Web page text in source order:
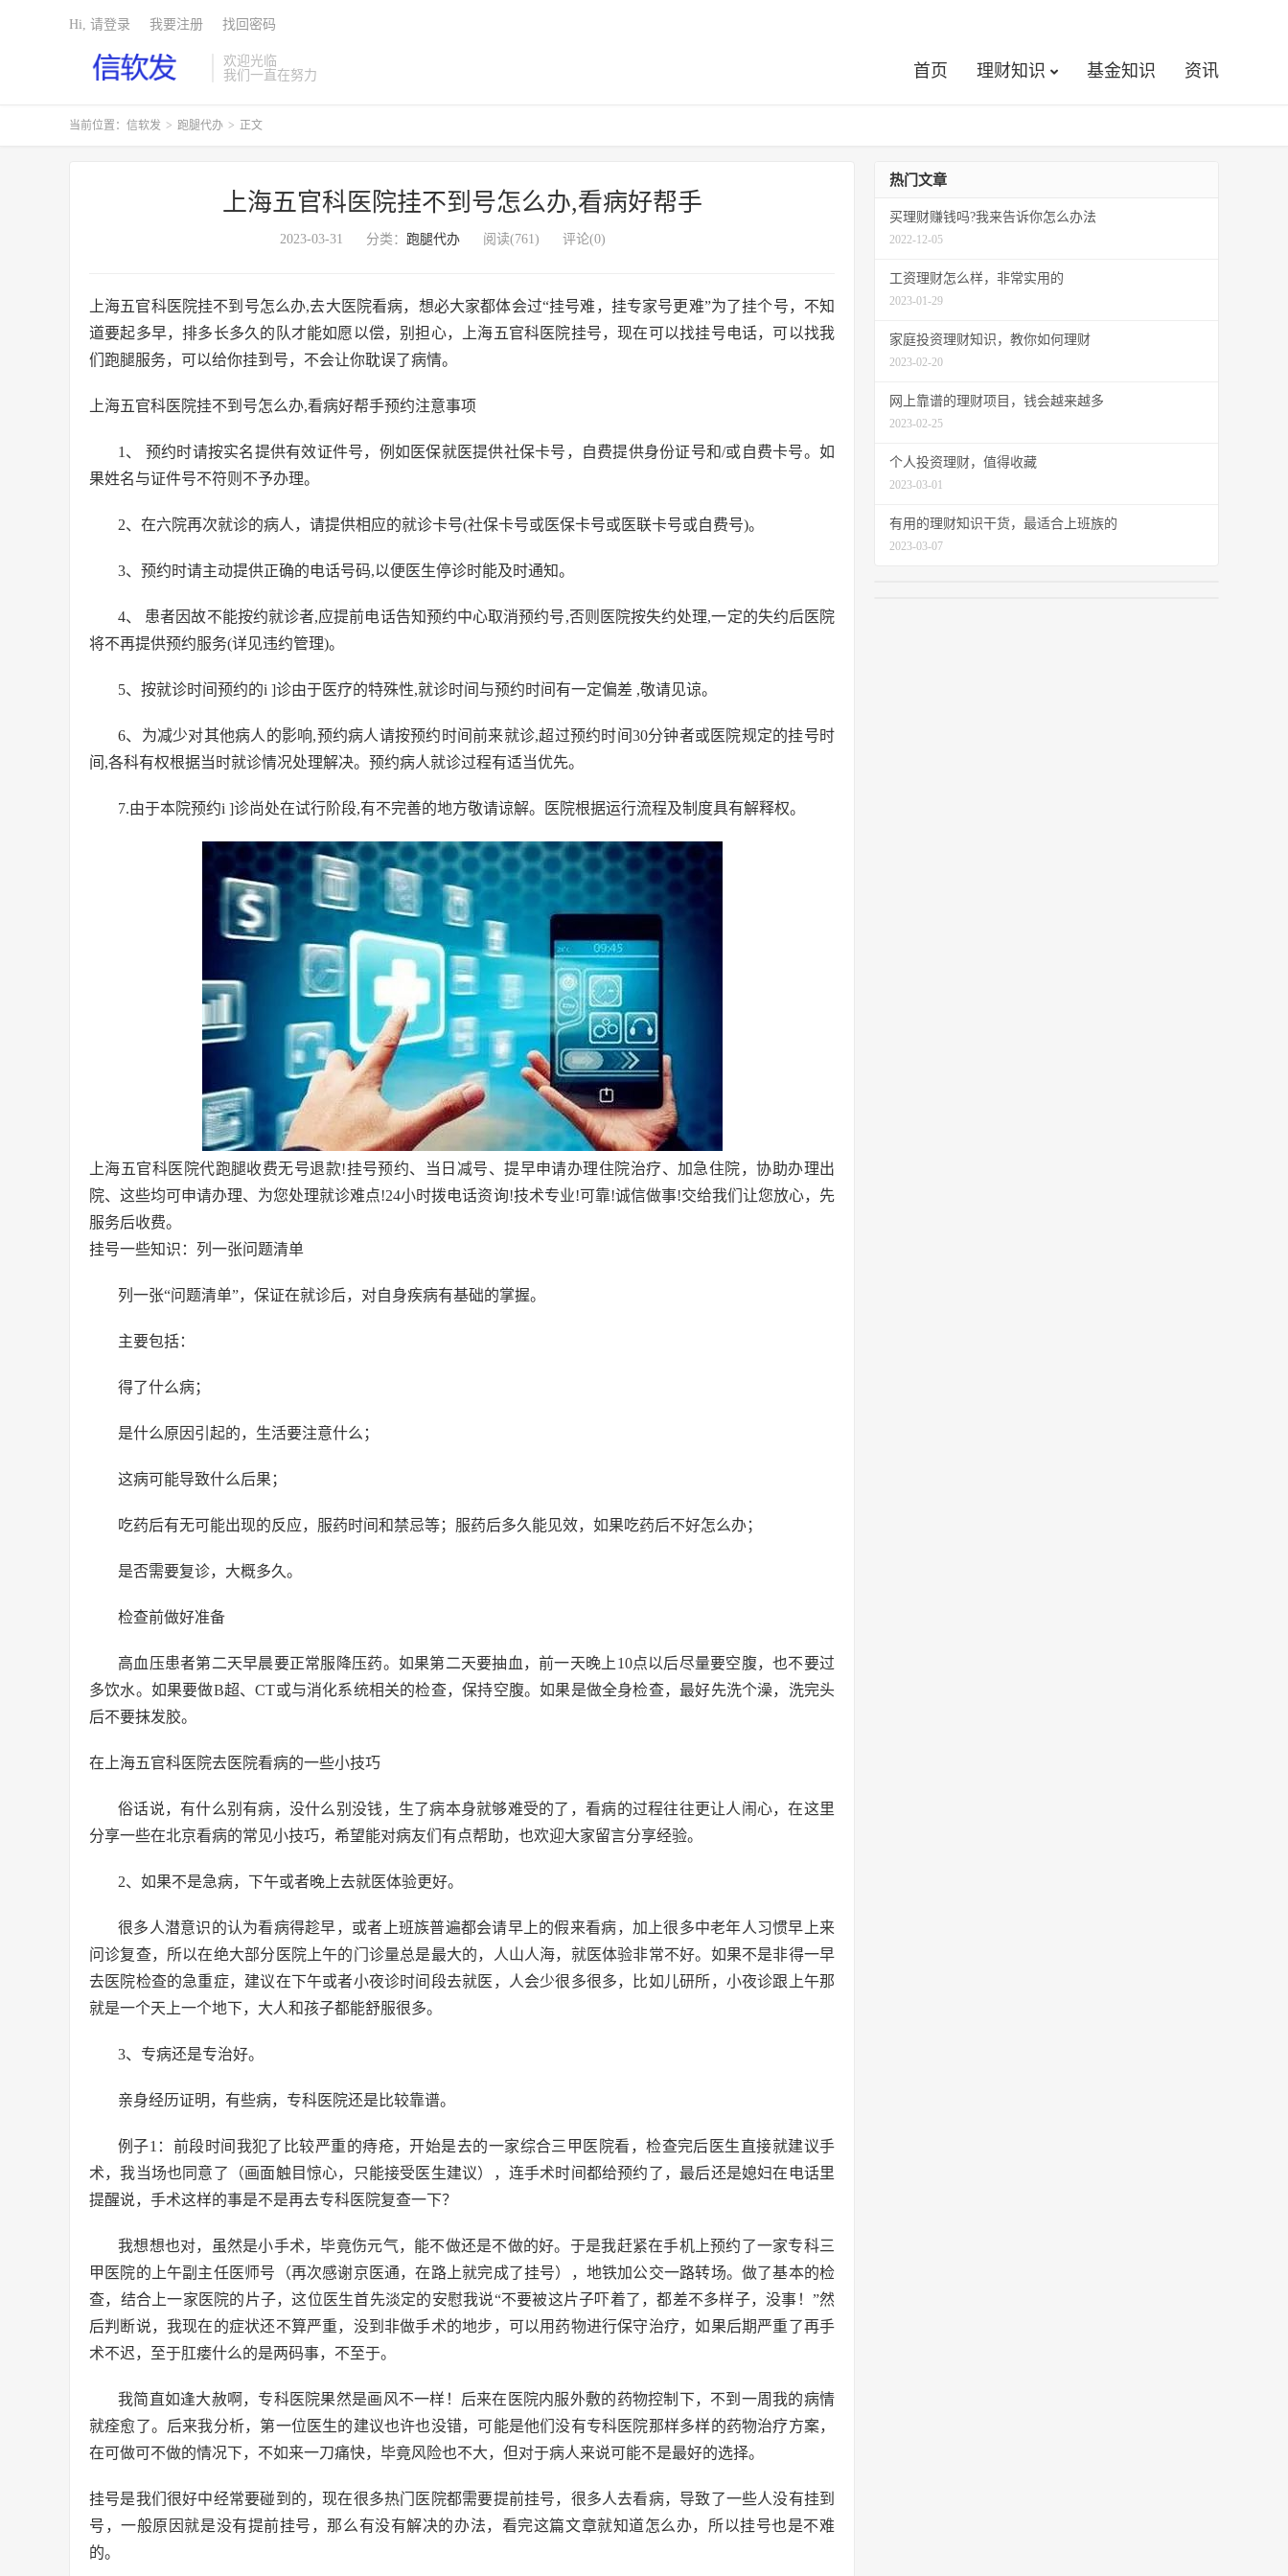
欢迎光临
我们一直在努力
首页 理财知识 基金知识 资讯
Hi, 请登录 我要注册 找回密码
当前位置： 信软发 > 跑腿代办 > 正文
上海五官科医院挂不到号怎么办,看病好帮手
2023-03-31 分类： 跑腿代办 阅读(761) 评论(0)
上海五官科医院挂不到号怎么办,去大医院看病，想必大家都体会过“挂号难，挂专家号更难”为了挂个号，不知
道要起多早，排多长多久的队才能如愿以偿，别担心，上海五官科医院挂号，现在可以找挂号电话，可以找我
们跑腿服务，可以给你挂到号，不会让你耽误了病情。
上海五官科医院挂不到号怎么办,看病好帮手预约注意事项
1、 预约时请按实名提供有效证件号，例如医保就医提供社保卡号，自费提供身份证号和/或自费卡号。如
果姓名与证件号不符则不予办理。
2、在六院再次就诊的病人，请提供相应的就诊卡号(社保卡号或医保卡号或医联卡号或自费号)。
3、预约时请主动提供正确的电话号码,以便医生停诊时能及时通知。
4、 患者因故不能按约就诊者,应提前电话告知预约中心取消预约号,否则医院按失约处理,一定的失约后医院
将不再提供预约服务(详见违约管理)。
5、按就诊时间预约的i ]诊由于医疗的特殊性,就诊时间与预约时间有一定偏差 ,敬请见谅。
6、为减少对其他病人的影响,预约病人请按预约时间前来就诊,超过预约时间30分钟者或医院规定的挂号时
间,各科有权根据当时就诊情况处理解决。预约病人就诊过程有适当优先。
7.由于本院预约i ]诊尚处在试行阶段,有不完善的地方敬请谅解。医院根据运行流程及制度具有解释权。
上海五官科医院代跑腿收费无号退款!挂号预约、当日减号、提早申请办理住院治疗、加急住院，协助办理出
院、这些均可申请办理、为您处理就诊难点!24小时拨电话资询!技术专业!可靠!诚信做事!交给我们让您放心，先
服务后收费。
挂号一些知识：列一张问题清单
列一张“问题清单”，保证在就诊后，对自身疾病有基础的掌握。
主要包括：
得了什么病；
是什么原因引起的，生活要注意什么；
这病可能导致什么后果；
吃药后有无可能出现的反应，服药时间和禁忌等；服药后多久能见效，如果吃药后不好怎么办；
是否需要复诊，大概多久。
检查前做好准备
高血压患者第二天早晨要正常服降压药。如果第二天要抽血，前一天晚上10点以后尽量要空腹，也不要过
多饮水。如果要做B超、CT或与消化系统相关的检查，保持空腹。如果是做全身检查，最好先洗个澡，洗完头
后不要抹发胶。
在上海五官科医院去医院看病的一些小技巧
俗话说，有什么别有病，没什么别没钱，生了病本身就够难受的了，看病的过程往往更让人闹心，在这里
分享一些在北京看病的常见小技巧，希望能对病友们有点帮助，也欢迎大家留言分享经验。
2、如果不是急病，下午或者晚上去就医体验更好。
很多人潜意识的认为看病得趁早，或者上班族普遍都会请早上的假来看病，加上很多中老年人习惯早上来
问诊复查，所以在绝大部分医院上午的门诊量总是最大的，人山人海，就医体验非常不好。如果不是非得一早
去医院检查的急重症，建议在下午或者小夜诊时间段去就医，人会少很多很多，比如儿研所，小夜诊跟上午那
就是一个天上一个地下，大人和孩子都能舒服很多。
3、专病还是专治好。
亲身经历证明，有些病，专科医院还是比较靠谱。
例子1：前段时间我犯了比较严重的痔疮，开始是去的一家综合三甲医院看，检查完后医生直接就建议手
术，我当场也同意了（画面触目惊心，只能接受医生建议），连手术时间都给预约了，最后还是媳妇在电话里
提醒说，手术这样的事是不是再去专科医院复查一下？
我想想也对，虽然是小手术，毕竟伤元气，能不做还是不做的好。于是我赶紧在手机上预约了一家专科三
甲医院的上午副主任医师号（再次感谢京医通，在路上就完成了挂号），地铁加公交一路转场。做了基本的检
查，结合上一家医院的片子，这位医生首先淡定的安慰我说“不要被这片子吓着了，都差不多样子，没事！”然
后判断说，我现在的症状还不算严重，没到非做手术的地步，可以用药物进行保守治疗，如果后期严重了再手
术不迟，至于肛瘘什么的是两码事，不至于。
我简直如逢大赦啊，专科医院果然是画风不一样！后来在医院内服外敷的药物控制下，不到一周我的病情
就痊愈了。后来我分析，第一位医生的建议也许也没错，可能是他们没有专科医院那样多样的药物治疗方案，
在可做可不做的情况下，不如来一刀痛快，毕竟风险也不大，但对于病人来说可能不是最好的选择。
挂号是我们很好中经常要碰到的，现在很多热门医院都需要提前挂号，很多人去看病，导致了一些人没有挂到
号，一般原因就是没有提前挂号，那么有没有解决的办法，看完这篇文章就知道怎么办，所以挂号也是不难
的。
热门文章
买理财赚钱吗?我来告诉你怎么办法
2022-12-05
工资理财怎么样，非常实用的
2023-01-29
家庭投资理财知识，教你如何理财
2023-02-20
网上靠谱的理财项目，钱会越来越多
2023-02-25
个人投资理财，值得收藏
2023-03-01
有用的理财知识干货，最适合上班族的
2023-03-07